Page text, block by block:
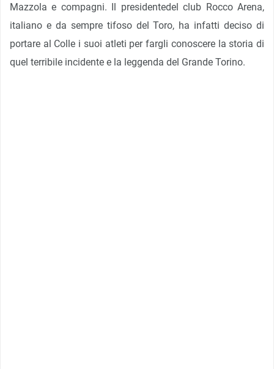
Mazzola e compagni. Il presidentedel club Rocco Arena,
italiano e da sempre tifoso del Toro, ha infatti deciso di
portare al Colle i suoi atleti per fargli conoscere la storia di
quel terribile incidente e la leggenda del Grande Torino.